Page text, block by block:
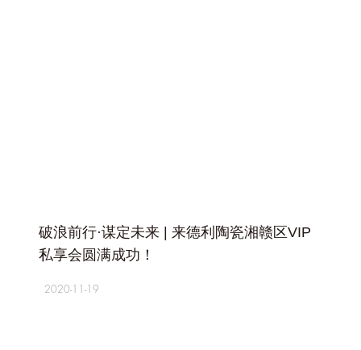
破浪前行·谋定未来 | 来德利陶瓷湘赣区VIP
私享会圆满成功！
2020-11-19